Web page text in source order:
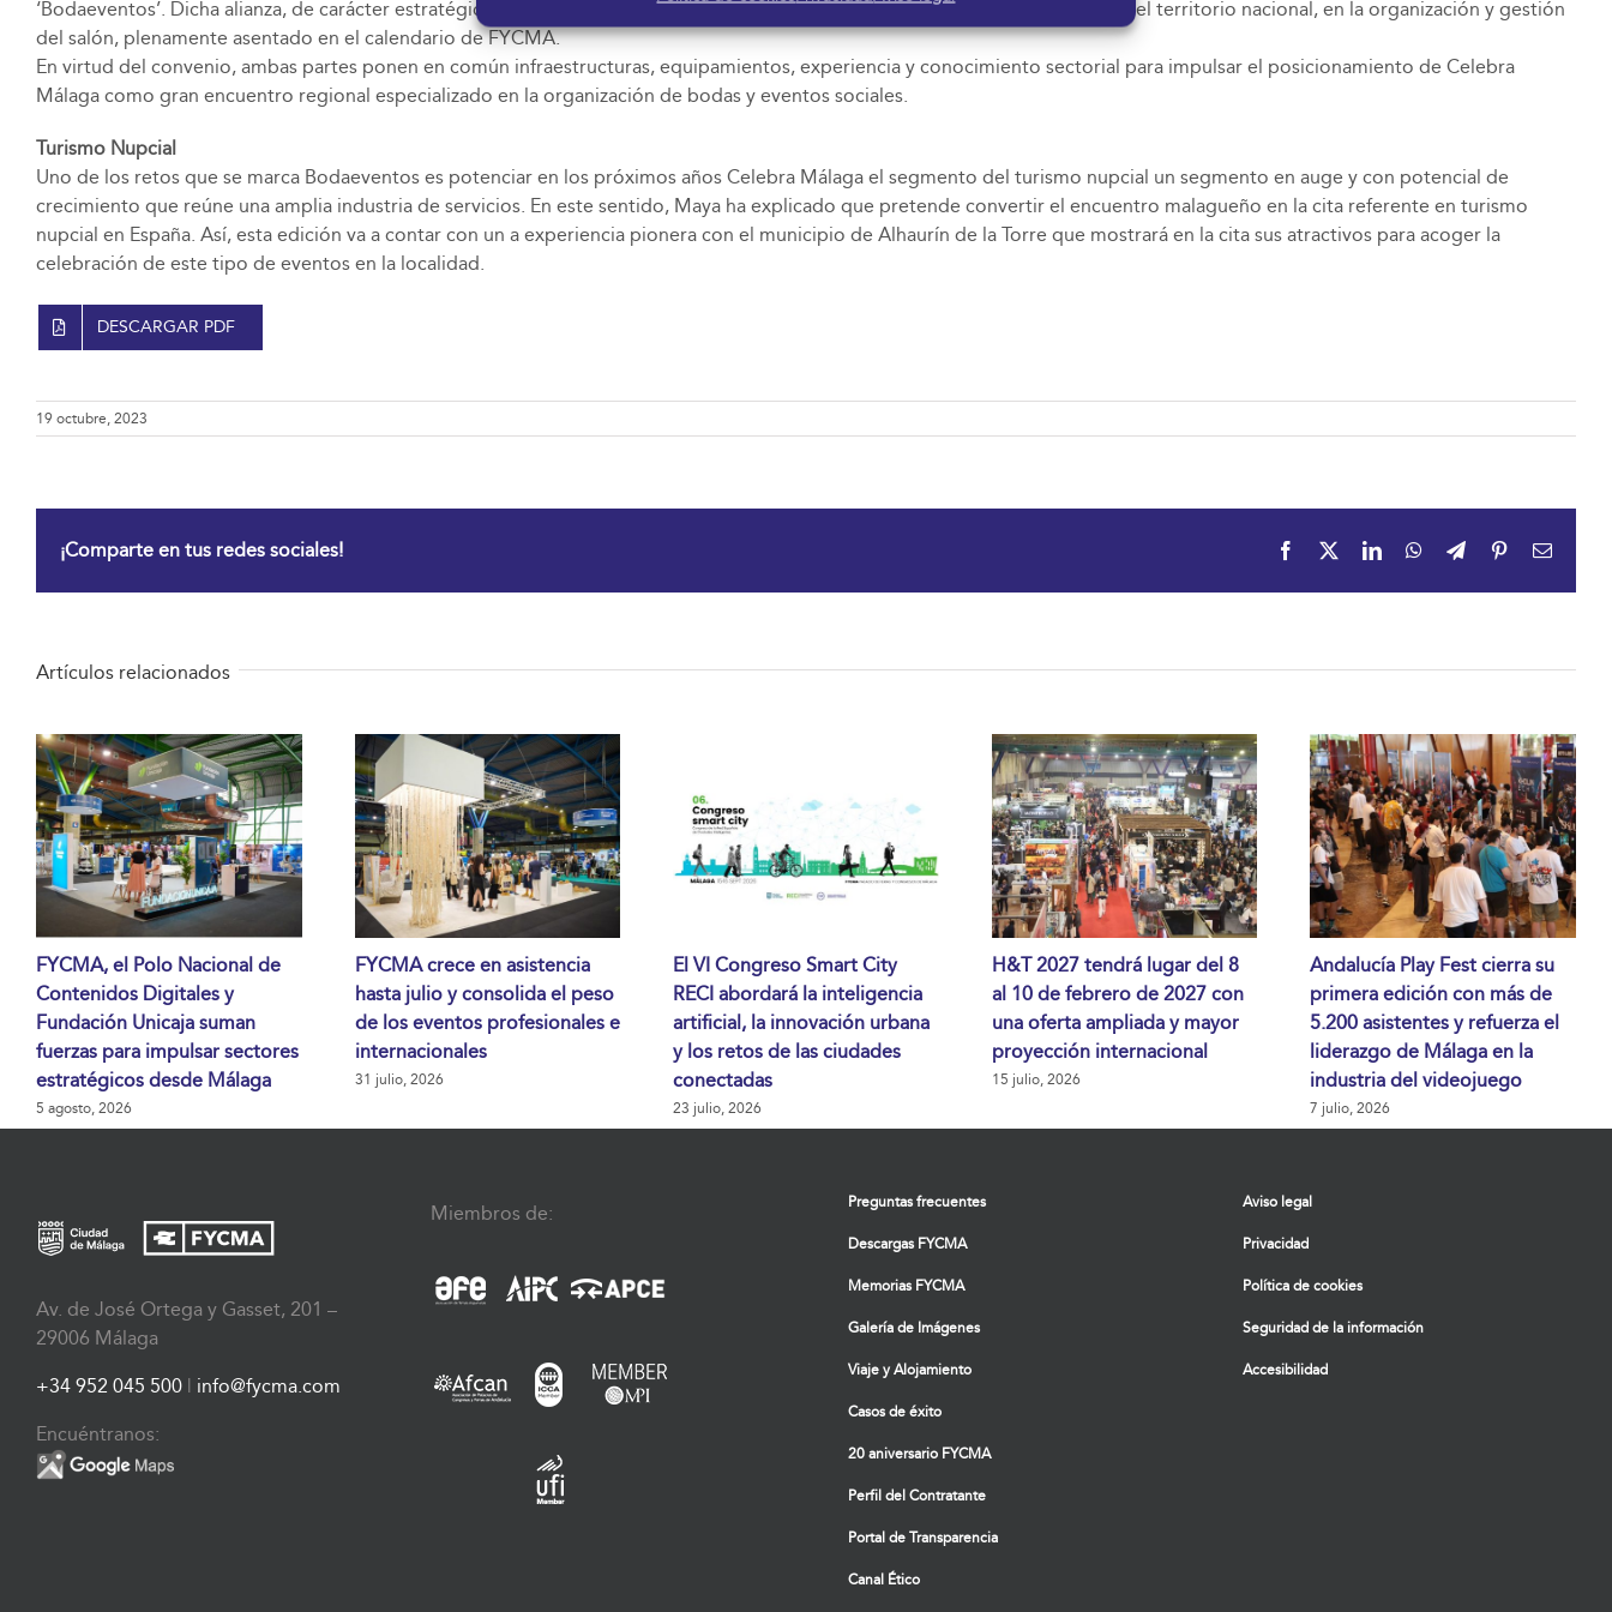
‘Bodaeventos’. Dicha alianza, de carácter estratégico para el certamen, implicaba la entrada de la empresa, que opera en todo el territorio nacional, en la organización y gestión
del salón, plenamente asentado en el calendario de FYCMA.
En virtud del convenio, ambas partes ponen en común infraestructuras, equipamientos, experiencia y conocimiento sectorial para impulsar el posicionamiento de Celebra
Málaga como gran encuentro regional especializado en la organización de bodas y eventos sociales.
Turismo Nupcial
Uno de los retos que se marca Bodaeventos es potenciar en los próximos años Celebra Málaga el segmento del turismo nupcial un segmento en auge y con potencial de
crecimiento que reúne una amplia industria de servicios. En este sentido, Maya ha explicado que pretende convertir el encuentro malagueño en la cita referente en turismo
nupcial en España. Así, esta edición va a contar con un a experiencia pionera con el municipio de Alhaurín de la Torre que mostrará en la cita sus atractivos para acoger la
celebración de este tipo de eventos en la localidad.
DESCARGAR PDF
19 octubre, 2023
¡Comparte en tus redes sociales! Facebook LinkedInWhatsApp
TelegramPinterestCorreo
Artículos relacionados
FYCMA, el Polo Nacional de
Contenidos Digitales y
Fundación Unicaja suman
fuerzas para impulsar sectores
estratégicos desde Málaga
5 agosto, 2026
FYCMA crece en asistencia
hasta julio y consolida el peso
de los eventos profesionales e
internacionales
31 julio, 2026
El VI Congreso Smart City
RECI abordará la inteligencia
artificial, la innovación urbana
y los retos de las ciudades
conectadas
23 julio, 2026
H&T 2027 tendrá lugar del 8
al 10 de febrero de 2027 con
una oferta ampliada y mayor
proyección internacional
15 julio, 2026
Andalucía Play Fest cierra su
primera edición con más de
5.200 asistentes y refuerza el
liderazgo de Málaga en la
industria del videojuego
7 julio, 2026
Av. de José Ortega y Gasset, 201 –
29006 Málaga
+34 952 045 500 | info@fycma.com
Encuéntranos:
Miembros de: Preguntas frecuentes
Descargas FYCMA
Memorias FYCMA
Galería de Imágenes
Viaje y Alojamiento
Casos de éxito
20 aniversario FYCMA
Perfil del Contratante
Portal de Transparencia
Canal Ético
Aviso legal
Privacidad
Política de cookies
Seguridad de la información
Accesibilidad